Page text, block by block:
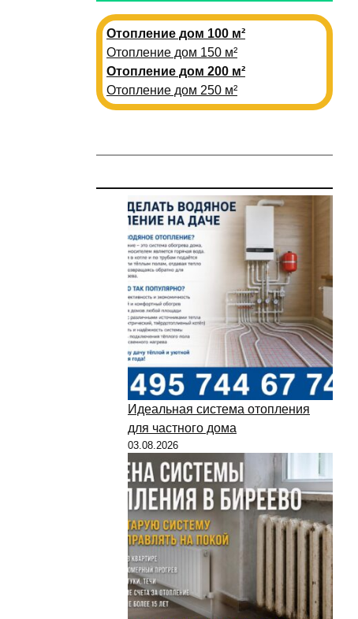
Отопление дом 100 м²
Отопление дом 150 м²
Отопление дом 200 м²
Отопление дом 250 м²
Идеальная система отопления
для частного дома
03.08.2026